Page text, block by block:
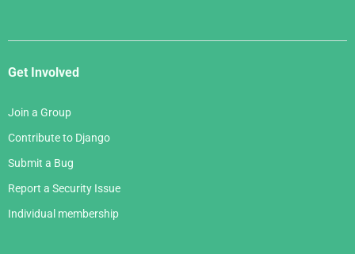
Get Involved
Join a Group
Contribute to Django
Submit a Bug
Report a Security Issue
Individual membership